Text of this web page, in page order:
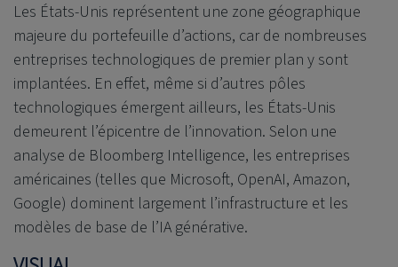
Les États-Unis représentent une zone géographique
majeure du portefeuille d’actions, car de nombreuses
entreprises technologiques de premier plan y sont
implantées. En effet, même si d’autres pôles
technologiques émergent ailleurs, les États-Unis
demeurent l’épicentre de l’innovation. Selon une
analyse de Bloomberg Intelligence, les entreprises
américaines (telles que Microsoft, OpenAI, Amazon,
Google) dominent largement l’infrastructure et les
modèles de base de l’IA générative.